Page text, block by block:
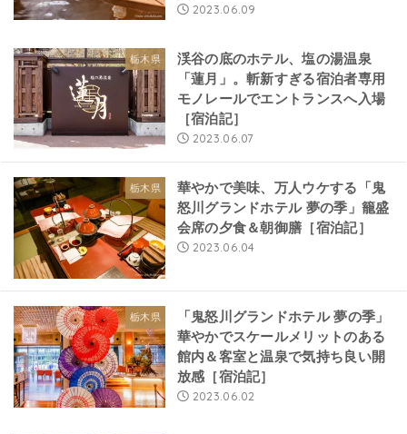
2023.06.09
栃木県
渓谷の底のホテル、塩の湯温泉
「蓮月」。斬新すぎる宿泊者専用
モノレールでエントランスへ入場
［宿泊記］
2023.06.07
栃木県
華やかで美味、万人ウケする「鬼
怒川グランドホテル 夢の季」籠盛
会席の夕食＆朝御膳［宿泊記］
2023.06.04
栃木県
「鬼怒川グランドホテル 夢の季」
華やかでスケールメリットのある
館内＆客室と温泉で気持ち良い開
放感［宿泊記］
2023.06.02